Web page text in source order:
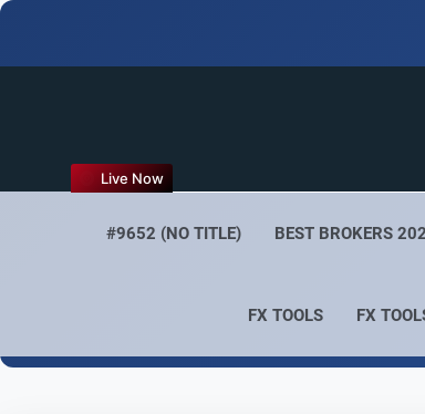
#9652 (NO TITLE) BEST BROKERS
FX TOOLS FX
Live Now